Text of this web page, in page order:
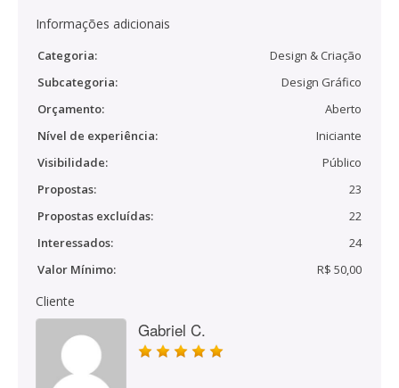
Informações adicionais
Categoria:
Design & Criação
Subcategoria:
Design Gráfico
Orçamento:
Aberto
Nível de experiência:
Iniciante
Visibilidade:
Público
Propostas:
23
Propostas excluídas:
22
Interessados:
24
Valor Mínimo:
R$ 50,00
Cliente
Gabriel C.